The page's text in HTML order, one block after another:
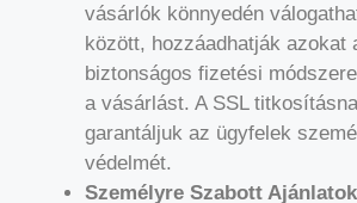
vásárlók könnyedén
között, hozzáadhatják azokat
biztonságos fizetési
a vásárlást. A SSL
garantáljuk az ügyfelek
védelmét.
Személyre Szabott